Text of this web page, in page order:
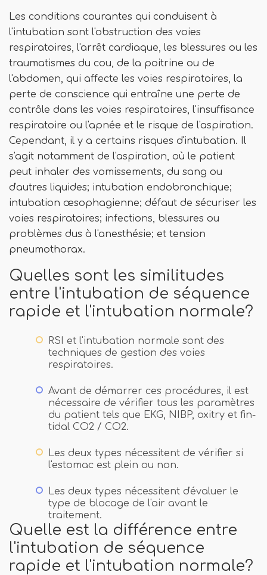
Les conditions courantes qui conduisent à
l'intubation sont l'obstruction des voies
respiratoires, l'arrêt cardiaque, les blessures ou les
traumatismes du cou, de la poitrine ou de
l'abdomen, qui affecte les voies respiratoires, la
perte de conscience qui entraîne une perte de
contrôle dans les voies respiratoires, l'insuffisance
respiratoire ou l'apnée et le risque de l'aspiration.
Cependant, il y a certains risques d'intubation. Il
s'agit notamment de l'aspiration, où le patient
peut inhaler des vomissements, du sang ou
d'autres liquides; intubation endobronchique;
intubation œsophagienne; défaut de sécuriser les
voies respiratoires; infections, blessures ou
problèmes dus à l'anesthésie; et tension
pneumothorax.
Quelles sont les similitudes
entre l'intubation de séquence
rapide et l'intubation normale?
RSI et l'intubation normale sont des
techniques de gestion des voies
respiratoires.
Avant de démarrer ces procédures, il est
nécessaire de vérifier tous les paramètres
du patient tels que EKG, NIBP, oxitry et fin-
tidal CO2 / CO2.
Les deux types nécessitent de vérifier si
l'estomac est plein ou non.
Les deux types nécessitent d'évaluer le
type de blocage de l'air avant le
traitement.
Quelle est la différence entre
l'intubation de séquence
rapide et l'intubation normale?